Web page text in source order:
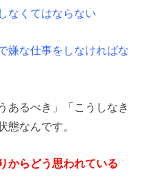
なくてはならない
嫌な仕事をしなければな
あるべき」「こうしなき
態なんです。
りからどう思われている